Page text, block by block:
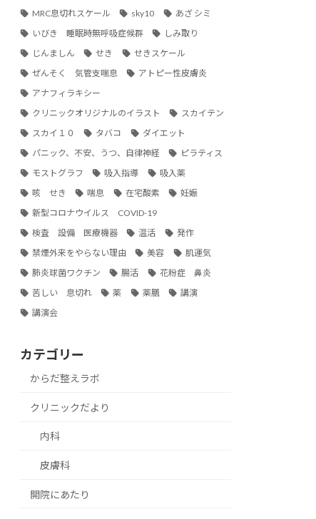
MRC息切れスケール
sky10
あざ シミ
いびき 睡眠時無呼吸症候群
しみ取り
じんましん
せき
せきスケール
ぜんそく 気管支喘息
アトピー性皮膚炎
アナフィラキシー
クリニックオリジナルのイラスト
スカイテン
スカイ１０
タバコ
ダイエット
パニック、不安、うつ、自律神経
ピラティス
モストグラフ
吸入指導
吸入薬
咳 せき
喘息 在宅酸素
妊娠
新型コロナウイルス COVID-19
検査 設備 医療機器
温活
発作
禁煙外来をやらない理由
美容
肌運気
肺炎球菌ワクチン
腸活
花粉症 鼻炎
苦しい 息切れ
薬 薬膳
講演
講演会
カテゴリー
からだ整えラボ
クリニックだより
内科
皮膚科
開院にあたり